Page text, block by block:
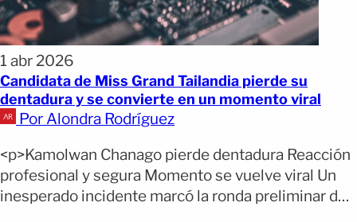
1 abr 2026
Candidata de Miss Grand Tailandia pierde su
dentadura y se convierte en un momento viral
Por Alondra Rodríguez
<p>Kamolwan Chanago pierde dentadura Reacción
profesional y segura Momento se vuelve viral Un
inesperado incidente marcó la ronda preliminar del